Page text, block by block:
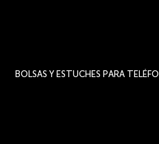
BOLSAS Y ESTUCHES PARA